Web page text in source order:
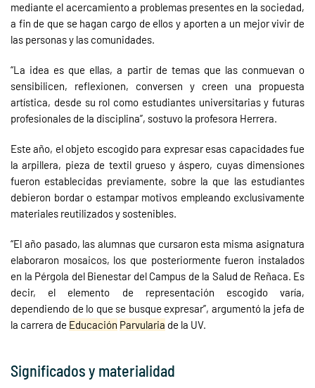
mediante el acercamiento a problemas presentes en la sociedad,
a fin de que se hagan cargo de ellos y aporten a un mejor vivir de
las personas y las comunidades.
“La idea es que ellas, a partir de temas que las conmuevan o
sensibilicen, reflexionen, conversen y creen una propuesta
artística, desde su rol como estudiantes universitarias y futuras
profesionales de la disciplina”, sostuvo la profesora Herrera.
Este año, el objeto escogido para expresar esas capacidades fue
la arpillera, pieza de textil grueso y áspero, cuyas dimensiones
fueron establecidas previamente, sobre la que las estudiantes
debieron bordar o estampar motivos empleando exclusivamente
materiales reutilizados y sostenibles.
“El año pasado, las alumnas que cursaron esta misma asignatura
elaboraron mosaicos, los que posteriormente fueron instalados
en la Pérgola del Bienestar del Campus de la Salud de Reñaca. Es
decir, el elemento de representación escogido varía,
dependiendo de lo que se busque expresar”, argumentó la jefa de
la carrera de Educación Parvularia de la UV.
Significados y materialidad